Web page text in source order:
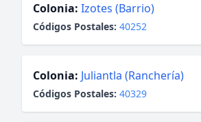
Colonia: Izotes (Barrio)
Códigos Postales: 40252
Colonia: Juliantla (Ranchería)
Códigos Postales: 40329